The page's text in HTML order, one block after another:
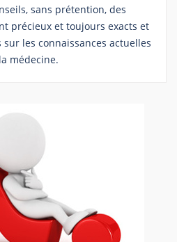
sans prétention, des
précieux et toujours exacts et
les connaissances actuelles
médecine.